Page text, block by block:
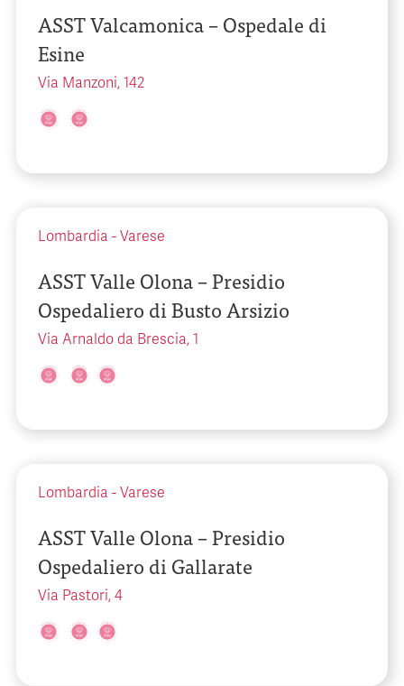
ASST Valcamonica – Ospedale di
Esine
Via Manzoni, 142
Lombardia - Varese
ASST Valle Olona – Presidio
Ospedaliero di Busto Arsizio
Via Arnaldo da Brescia, 1
Lombardia - Varese
ASST Valle Olona – Presidio
Ospedaliero di Gallarate
Via Pastori, 4